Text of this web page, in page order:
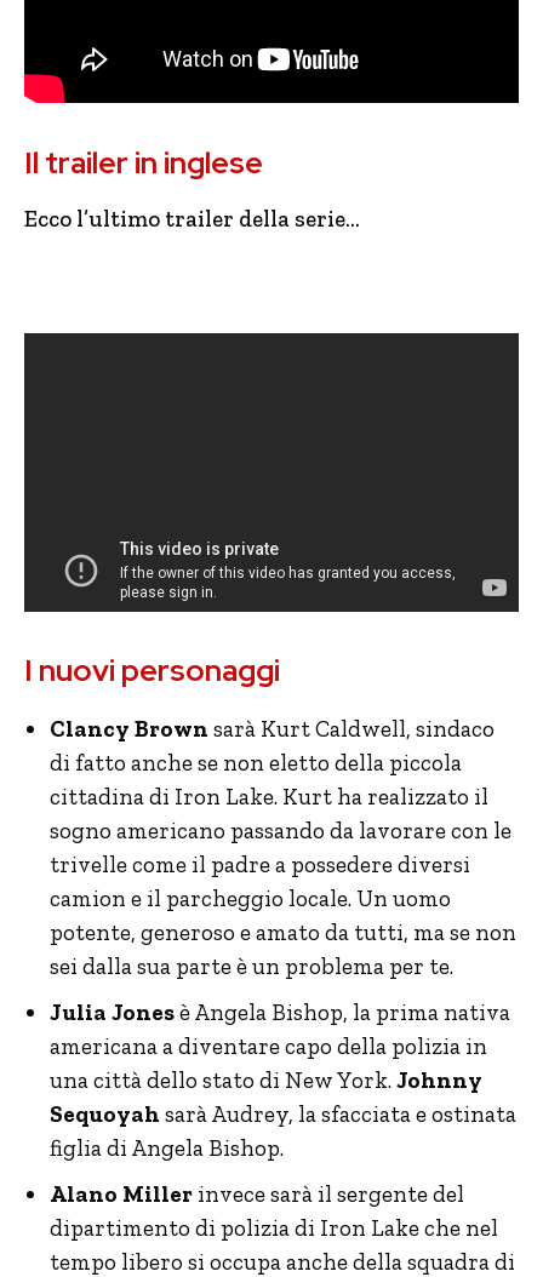
Il trailer in inglese
Ecco l’ultimo trailer della serie…
I nuovi personaggi
Clancy Brown sarà Kurt Caldwell, sindaco
di fatto anche se non eletto della piccola
cittadina di Iron Lake. Kurt ha realizzato il
sogno americano passando da lavorare con le
trivelle come il padre a possedere diversi
camion e il parcheggio locale. Un uomo
potente, generoso e amato da tutti, ma se non
sei dalla sua parte è un problema per te.
Julia Jonesè Angela Bishop, la prima nativa
americana a diventare capo della polizia in
una città dello stato di New York.Johnny
Sequoyah sarà Audrey, la sfacciata e ostinata
figlia di Angela Bishop.
Alano Miller invece sarà il sergente del
dipartimento di polizia di Iron Lake che nel
tempo libero si occupa anche della squadra di